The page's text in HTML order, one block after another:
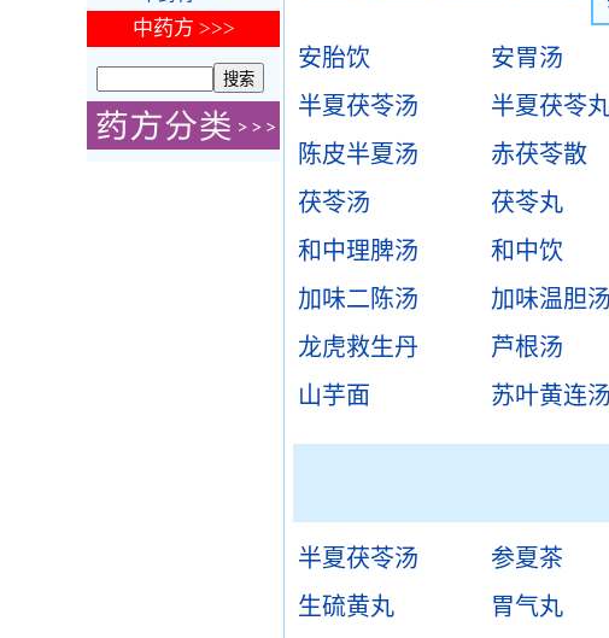
安胎饮 安胃汤
半夏茯苓汤
半夏茯苓
陈皮半夏汤
赤茯苓散
茯苓汤
茯苓丸
和中理脾汤
和中饮
加味二陈汤
加味温胆汤
龙虎救生丹
芦根汤
山芋面
苏叶黄连汤
半夏茯苓汤 参夏茶
生硫黄丸
胃气丸
中药方 >>>